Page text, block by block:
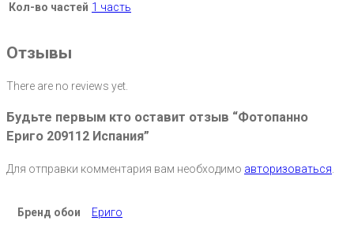
Кол-во частей 1 часть
Отзывы
There are no reviews yet.
Будьте первым кто оставит отзыв “Фотопанно
Ериго 209112 Испания”
Для отправки комментария вам необходимо авторизоваться
Бренд обои Ериго